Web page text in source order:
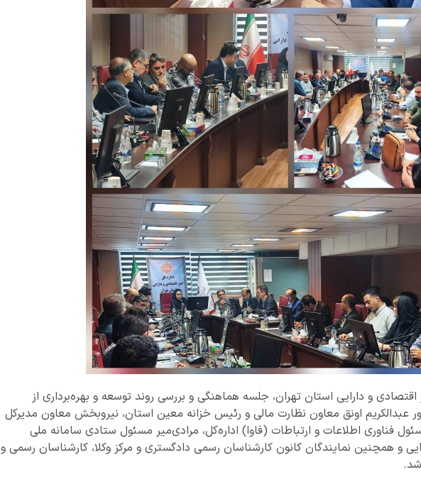
و دارایی استان تهران، جلسه هماهنگی و بررسی روند توسعه و بهره‌برداری از
عبدالکریم اونق معاون نظارت مالی و رئیس خزانه معین استان، نیروبخش معاون مدیرکل
فناوری اطلاعات و ارتباطات (فاوا) اداره‌کل، مرادی‌میر مسئول ستادی سامانه ملی
و همچنین نمایندگان کانون کارشناسان رسمی دادگستری و مرکز وکلا، کارشناسان رسمی و
شد.